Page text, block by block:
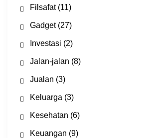
Filsafat(11)
Gadget(27)
Investasi (2)
Jalan-jalan (8)
Jualan (3)
Keluarga (3)
Kesehatan (6)
Keuangan (9)